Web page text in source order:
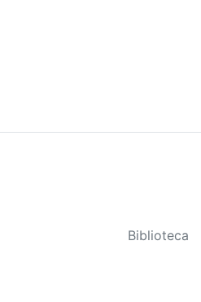
Biblioteca